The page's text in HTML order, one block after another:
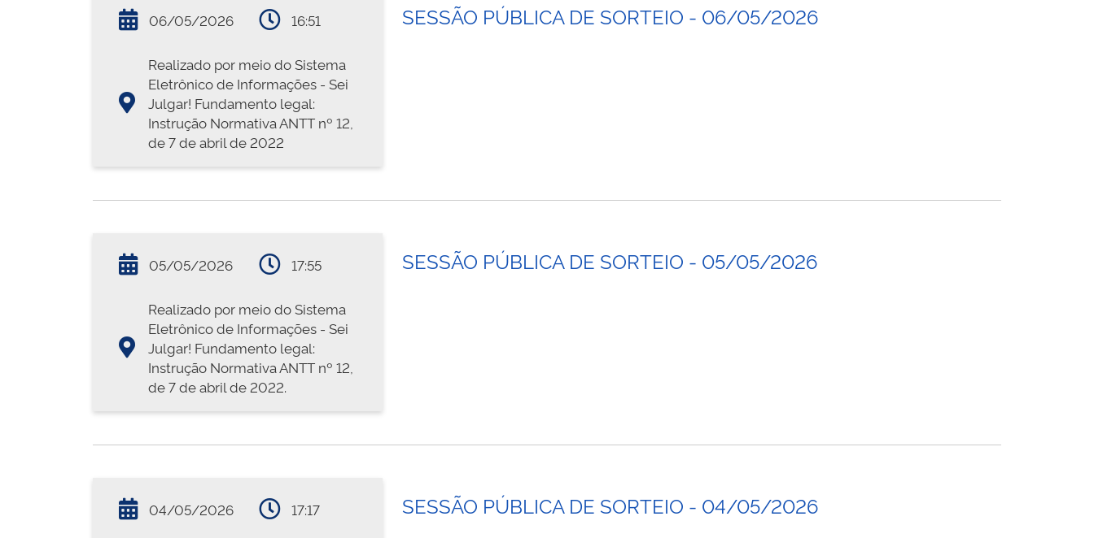
06/05/2026 16:51
Realizado por meio do Sistema
Eletrônico de Informações - Sei
Julgar! Fundamento legal:
Instrução Normativa ANTT nº 12,
de 7 de abril de 2022
SESSÃO PÚBLICA DE SORTEIO - 06/05/2026
05/05/2026 17:55
Realizado por meio do Sistema
Eletrônico de Informações - Sei
Julgar! Fundamento legal:
Instrução Normativa ANTT nº 12,
de 7 de abril de 2022.
SESSÃO PÚBLICA DE SORTEIO - 05/05/2026
04/05/2026 17:17 SESSÃO PÚBLICA DE SORTEIO - 04/05/2026